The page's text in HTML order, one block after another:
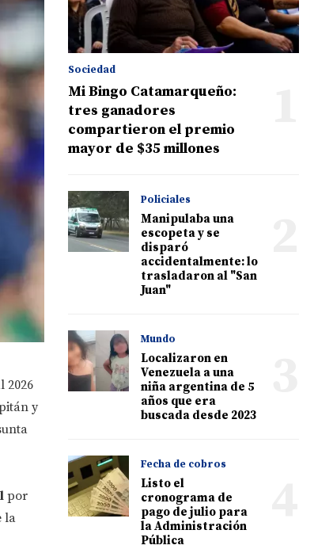
2026
y
por
la
Sociedad
Mi Bingo Catamarqueño:
tres ganadores
compartieron el premio
mayor de $35 millones
Policiales
Manipulaba una
escopeta y se
disparó
accidentalmente: lo
trasladaron al "San
Juan"
Mundo
Localizaron en
Venezuela a una
niña argentina de 5
años que era
buscada desde 2023
Fecha de cobros
Listo el
cronograma de
pago de julio para
la Administración
Pública